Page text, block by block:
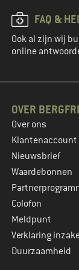
FAQ &
Ook al zijn wij
online
OVER
Over ons
Klantenaccount
Nieuwsbrief
Waardebonnen
Colofon
Meldpunt
Verklaring
Duurzaamheid